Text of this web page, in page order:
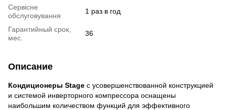
Сервісне
обслуговування
1 раз в год
Гарантийный срок,
мес.
36
Описание
Кондиционеры Stage с усовершенствованной конструкцией
и системой инверторного компрессора оснащены
наибольшим количеством функций для эффективного